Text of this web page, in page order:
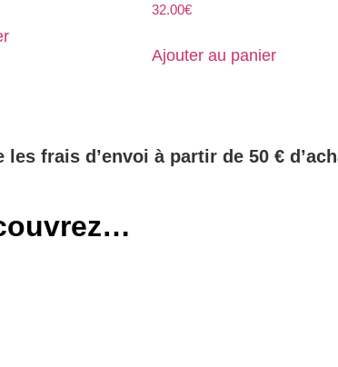
32.00€
Ajouter au panier
frais d’envoi à partir de 50 €